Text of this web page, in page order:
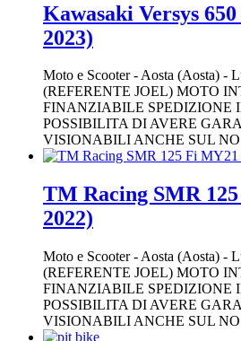
Kawasaki Versys
2023)
Moto e Scooter-Aosta (Aosta) -
(REFERENTE JOEL) MOTO
FINANZIABILE SPEDIZIONE
POSSIBILITA DI AVERE
VISIONABILI ANCHE SUL
TM Racing SMR
2022)
Moto e Scooter- Aosta (Aosta) -
(REFERENTE JOEL) MOTO
FINANZIABILE SPEDIZIONE
POSSIBILITA DI AVERE
VISIONABILI ANCHE SUL